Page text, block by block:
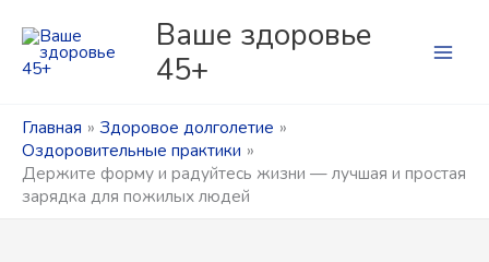
содержимому
Ваше здоровье
45+
Главная
Здоровое долголетие
Оздоровительные практики
Держите форму и радуйтесь жизни — лучшая и простая
зарядка для пожилых людей
у
р
и
к